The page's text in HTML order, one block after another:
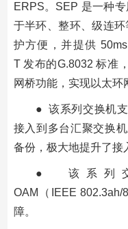
ERPS。SEP 是一种
于半环、整环、级连
护方便，并提供
T 发布的G.8032 标准
网桥功能，实现以太环
● 该系列交换机
接入到多台汇聚交换
备份，极大地提升了接
● 该系列
OAM（IEEE
障。